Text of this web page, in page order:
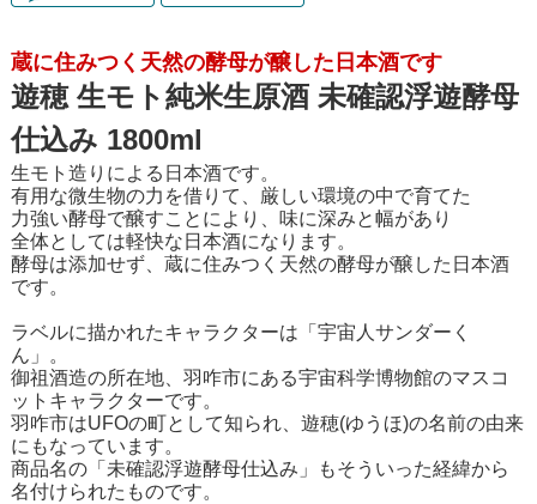
蔵に住みつく天然の酵母が醸した日本酒です
遊穂 生モト純米生原酒 未確認浮遊酵母
仕込み 1800ml
生モト造りによる日本酒です。
有用な微生物の力を借りて、厳しい環境の中で育てた
力強い酵母で醸すことにより、味に深みと幅があり
全体としては軽快な日本酒になります。
酵母は添加せず、蔵に住みつく天然の酵母が醸した日本酒
です。
ラベルに描かれたキャラクターは「宇宙人サンダーく
ん」。
御祖酒造の所在地、羽咋市にある宇宙科学博物館のマスコ
ットキャラクターです。
羽咋市はUFOの町として知られ、遊穂(ゆうほ)の名前の由来
にもなっています。
商品名の「未確認浮遊酵母仕込み」もそういった経緯から
名付けられたものです。